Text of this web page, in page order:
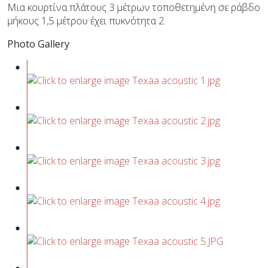
Μια κουρτίνα πλάτους 3 μέτρων τοποθετημένη σε ράβδο
μήκους 1,5 μέτρου έχει πυκνότητα 2.
Photo Gallery